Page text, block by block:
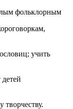
фольклорным
учить
творчеству.